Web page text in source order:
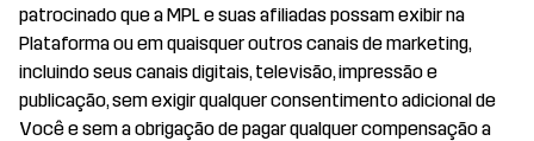
patrocinado que a MPL e suas afiliadas possam exibir na
Plataforma ou em quaisquer outros canais de marketing,
incluindo seus canais digitais, televisão, impressão e
publicação, sem exigir qualquer consentimento adicional de
Você e sem a obrigação de pagar qualquer compensação a